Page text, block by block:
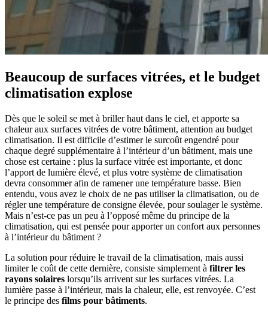
Beaucoup de surfaces vitrées, et le budget
climatisation explose
Dès que le soleil se met à briller haut dans le ciel, et apporte sa
chaleur aux surfaces vitrées de votre bâtiment, attention au budget
climatisation. Il est difficile d’estimer le surcoût engendré pour
chaque degré supplémentaire à l’intérieur d’un bâtiment, mais une
chose est certaine : plus la surface vitrée est importante, et donc
l’apport de lumière élevé, et plus votre système de climatisation
devra consommer afin de ramener une température basse. Bien
entendu, vous avez le choix de ne pas utiliser la climatisation, ou de
régler une température de consigne élevée, pour soulager le système.
Mais n’est-ce pas un peu à l’opposé même du principe de la
climatisation, qui est pensée pour apporter un confort aux personnes
à l’intérieur du bâtiment ?
La solution pour réduire le travail de la climatisation, mais aussi
limiter le coût de cette dernière, consiste simplement à filtrer les
rayons solaires lorsqu’ils arrivent sur les surfaces vitrées. La
lumière passe à l’intérieur, mais la chaleur, elle, est renvoyée. C’est
le principe des films pour bâtiments.